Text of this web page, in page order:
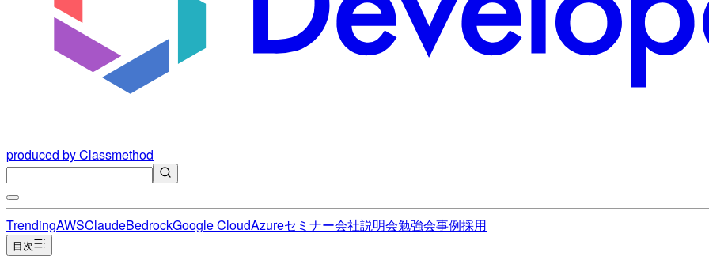
produced by Classmethod
TrendingAWSClaudeBedrockGoogle CloudAzureセミナー会社説明会勉強会事例採用
目次